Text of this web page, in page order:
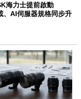
海力士提前啟動
、AI伺服器規格同步升